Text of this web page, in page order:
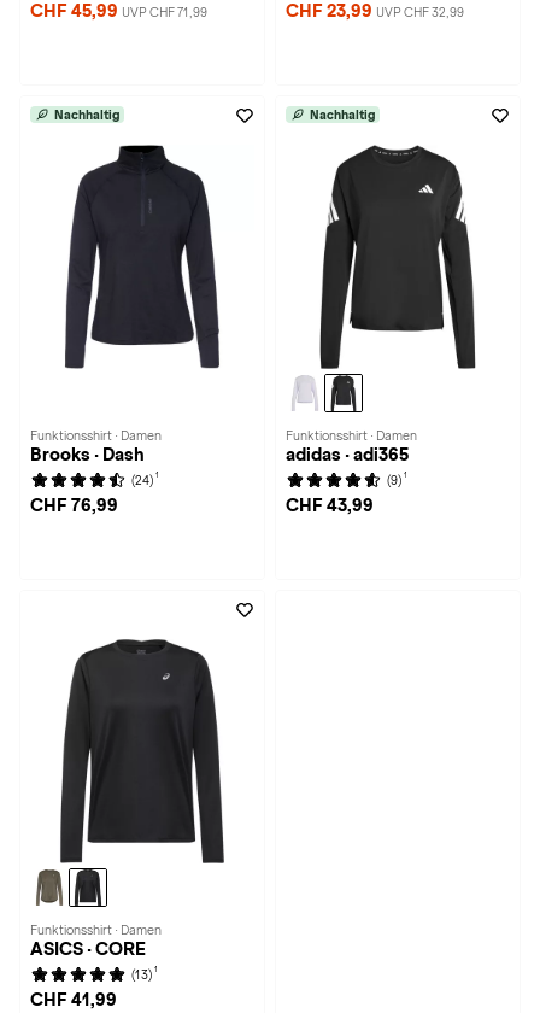
CHF 45,99 UVP CHF 71,99 CHF 23,99 UVP CHF 32,99
Nachhaltig
Funktionsshirt · Damen
Brooks · Dash
(24) 1
CHF 76,99
Nachhaltig
Funktionsshirt · Damen
adidas · adi365
(9) 1
CHF 43,99
Funktionsshirt · Damen
ASICS · CORE
(13) 1
CHF 41,99